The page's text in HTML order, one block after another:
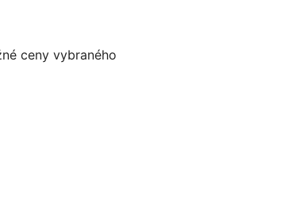
ceny vybraného